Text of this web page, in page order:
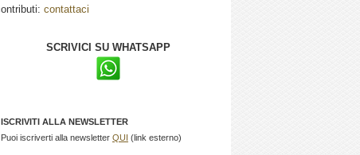
contattaci
SCRIVICI SU WHATSAPP
ISCRIVITI ALLA NEWSLETTER
Puoi iscriverti alla newsletter QUI (link esterno)